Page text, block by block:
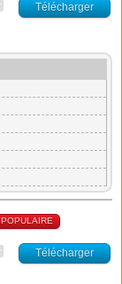
Télécharger
POPULAIRE
Télécharger